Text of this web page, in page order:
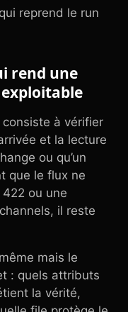
reprend le run
rend une
consiste à vérifier
et la lecture
ou qu’un
que le flux ne
ou une
il reste
mais le
: quels attributs
la vérité,